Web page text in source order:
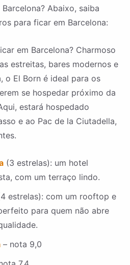
Abaixo, saiba
para ficar em Barcelona:
em Barcelona? Charmoso
estreitas, bares modernos e
o El Born é ideal para os
se hospedar próximo da
estará hospedado
e ao Pac de la Ciutadella,
(3 estrelas): um hotel
com um terraço lindo.
estrelas): com um rooftop e
para quem não abre
– nota 9,0